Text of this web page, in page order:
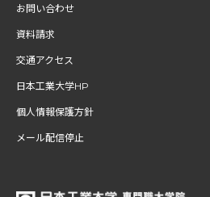
お問い合わせ
資料請求
交通アクセス
日本工業大学HP
個人情報保護方針
メール配信停止